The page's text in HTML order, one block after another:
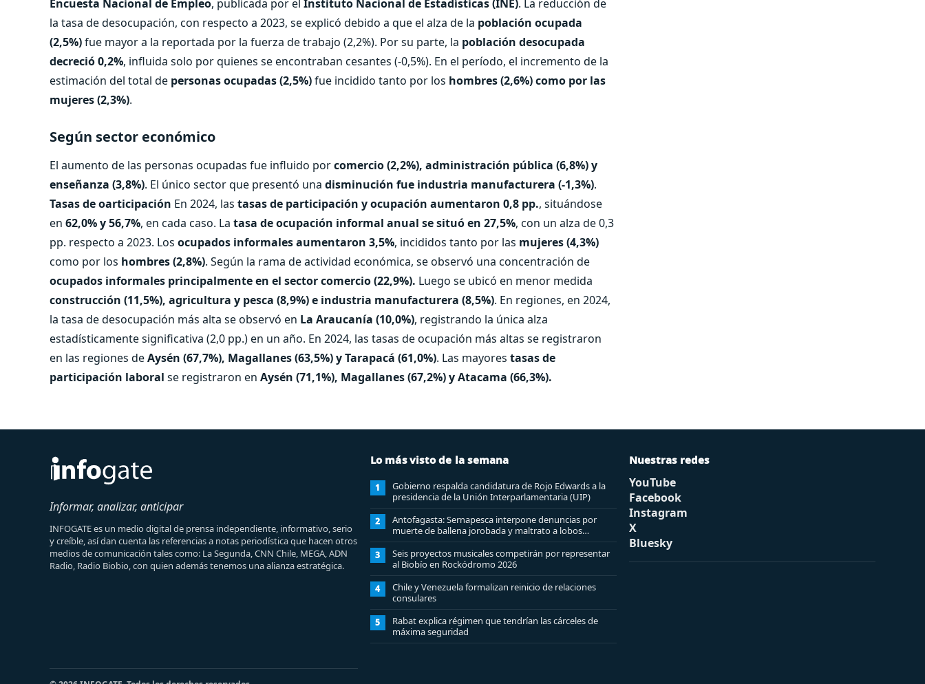
Encuesta Nacional de Empleo, publicada por el Instituto Nacional de Estadísticas (INE). La reducción de
la tasa de desocupación, con respecto a 2023, se explicó debido a que el alza de la población ocupada
(2,5%)fue mayor a la reportada por la fuerza de trabajo (2,2%). Por su parte, la población desocupada
decreció 0,2%, influida solo por quienes se encontraban cesantes (-0,5%). En el período, el incremento de la
estimación del total de personas ocupadas (2,5%)fue incidido tanto por los hombres (2,6%) como por las
mujeres (2,3%).
Según sector económico
El aumento de las personas ocupadas fue influido porcomercio (2,2%), administración pública (6,8%) y
enseñanza (3,8%). El único sector que presentó una disminución fue industria manufacturera (-1,3%).
Tasas de oarticipación En 2024, las tasas de participación y ocupación aumentaron 0,8 pp., situándose
en 62,0% y 56,7%, en cada caso. La tasa de ocupación informal anual se situó en 27,5%, con un alza de 0,3
pp. respecto a 2023. Los ocupados informales aumentaron 3,5%, incididos tanto por las mujeres (4,3%)
como por los hombres (2,8%). Según la rama de actividad económica, se observó una concentración de
ocupados informales principalmente en el sector comercio (22,9%). Luego se ubicó en menor medida
construcción (11,5%), agricultura y pesca (8,9%) e industria manufacturera (8,5%). En regiones, en 2024,
la tasa de desocupación más alta se observó en La Araucanía (10,0%), registrando la única alza
estadísticamente significativa (2,0 pp.) en un año. En 2024, las tasas de ocupación más altas se registraron
en las regiones deAysén (67,7%), Magallanes (63,5%) y Tarapacá (61,0%). Las mayores tasas de
participación laboral se registraron en Aysén (71,1%), Magallanes (67,2%) y Atacama (66,3%).
Informar, analizar, anticipar
INFOGATE es un medio digital de prensa independiente, informativo, serio
y creíble, así dan cuenta las referencias a notas periodística que hacen otros
medios de comunicación tales como: La Segunda, CNN Chile, MEGA, ADN
Radio, Radio Biobio, con quien además tenemos una alianza estratégica.
Lo más visto de la semana
1
Gobierno respalda candidatura de Rojo Edwards a la
presidencia de la Unión Interparlamentaria (UIP)
2
Antofagasta: Sernapesca interpone denuncias por
muerte de ballena jorobada y maltrato a lobos
marinos
3
Seis proyectos musicales competirán por representar
al Biobío en Rockódromo 2026
4
Chile y Venezuela formalizan reinicio de relaciones
consulares
5
Rabat explica régimen que tendrían las cárceles de
máxima seguridad
Nuestras redes
YouTube
Facebook
Instagram
X
Bluesky